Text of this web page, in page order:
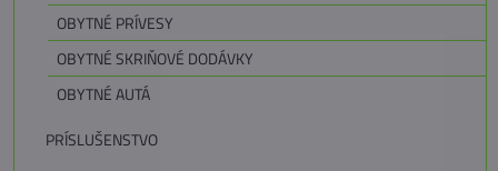
OBYTNÉ PRÍVESY
OBYTNÉ SKRIŇOVÉ DODÁVKY
OBYTNÉ AUTÁ
PRÍSLUŠENSTVO